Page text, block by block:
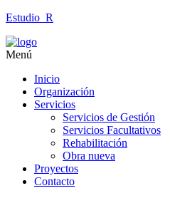
Estudio_R
Menú
Inicio
Organización
Servicios
Servicios de Gestión
Servicios Facultativos
Rehabilitación
Obra nueva
Proyectos
Contacto